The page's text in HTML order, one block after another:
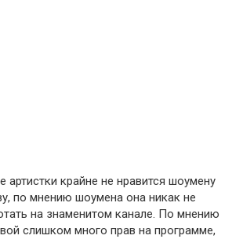
артистки крайне не нравится шоумену
по мнению шоумена она никак не
на знаменитом канале. По мнению
слишком много прав на программе,